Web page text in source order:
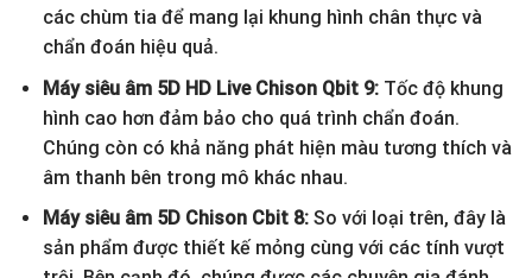
các chùm tia để mang lại khung hình chân thực và
chẩn đoán hiệu quả.
Máy siêu âm 5D HD Live Chison Qbit 9: Tốc độ khung
hình cao hơn đảm bảo cho quá trình chẩn đoán.
Chúng còn có khả năng phát hiện màu tương thích và
âm thanh bên trong mô khác nhau.
Máy siêu âm 5D Chison Cbit 8: So với loại trên, đây là
sản phẩm được thiết kế mỏng cùng với các tính vượt